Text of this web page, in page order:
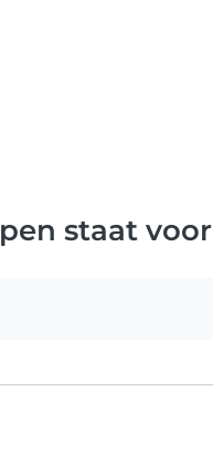
staat voor